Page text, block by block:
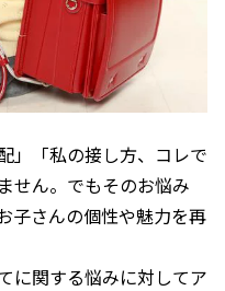
」「私の接し方、コレで
せん。でもそのお悩み
子さんの個性や魅力を再
に関する悩みに対してア